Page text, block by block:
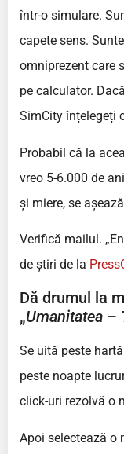
într-o simulare.
capete sens.
omniprezent care
pe calculator.
SimCity înțelegeți
Probabil că la
vreo 5-6.000 de
și miere, se
Verifică mailul.
de știri de la
Dă drumul la
„Umanitatea –
Se uită peste
peste noapte
click-uri rezolvă o
Apoi selectează o